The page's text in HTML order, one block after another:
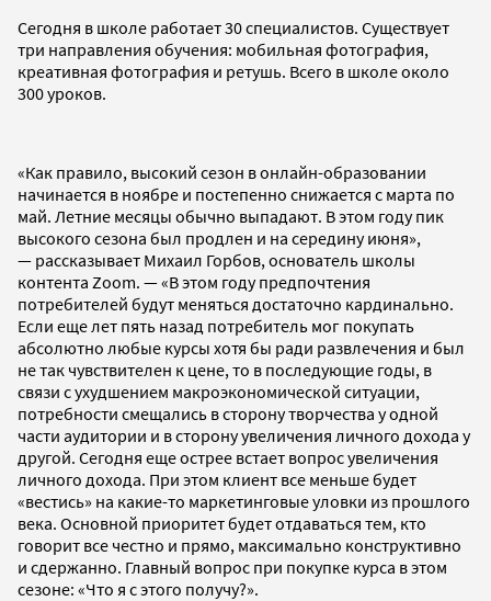
Сегодня в школе работает 30 специалистов. Существует
три направления обучения: мобильная фотография,
креативная фотография и ретушь. Всего в школе около
300 уроков.
«Как правило, высокий сезон в онлайн-образовании
начинается в ноябре и постепенно снижается с марта по
май. Летние месяцы обычно выпадают. В этом году пик
высокого сезона был продлен и на середину июня»,
— рассказывает Михаил Горбов, основатель школы
контента Zооm. — «В этом году предпочтения
потребителей будут меняться достаточно кардинально.
Если еще лет пять назад потребитель мог покупать
абсолютно любые курсы хотя бы ради развлечения и был
не так чувствителен к цене, то в последующие годы, в
связи с ухудшением макроэкономической ситуации,
потребности смещались в сторону творчества у одной
части аудитории и в сторону увеличения личного дохода у
другой. Сегодня еще острее встает вопрос увеличения
личного дохода. При этом клиент все меньше будет
«вестись» на какие-то маркетинговые уловки из прошлого
века. Основной приоритет будет отдаваться тем, кто
говорит все честно и прямо, максимально конструктивно
и сдержанно. Главный вопрос при покупке курса в этом
сезоне: «Что я с этого получу?».